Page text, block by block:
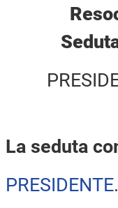
La seduta
PRESIDENTE